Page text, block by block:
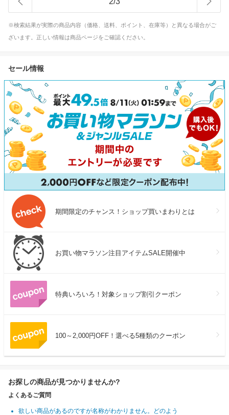
※検索結果が実際の商品内容（価格、送料、ポイント、在庫等）と異なる場合がご
ざいます。正しい情報は商品ページをご確認ください。
セール情報
期間限定のチャンス！ショップ買いまわりとは
お買い物マラソン注目アイテムSALE開催中
特典いろいろ！対象ショップ割引クーポン
100～2,000円OFF！選べる5種類のクーポン
お探しの商品が見つかりませんか?
よくあるご質問
欲しい商品があるのですが名称がわかりません。どのよう